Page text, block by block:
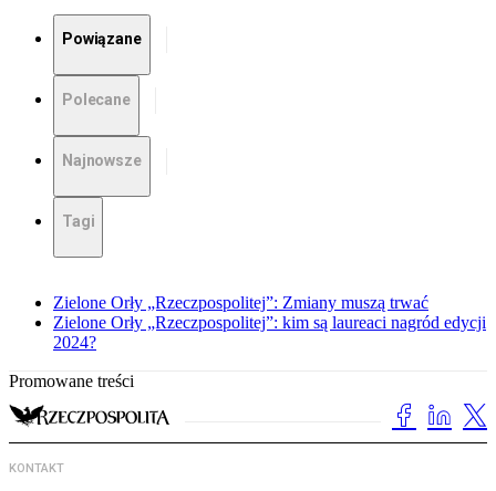
Powiązane
Polecane
Najnowsze
Tagi
Zielone Orły „Rzeczpospolitej”: Zmiany muszą trwać
Zielone Orły „Rzeczpospolitej”: kim są laureaci nagród edycji
2024?
Promowane treści
KONTAKT